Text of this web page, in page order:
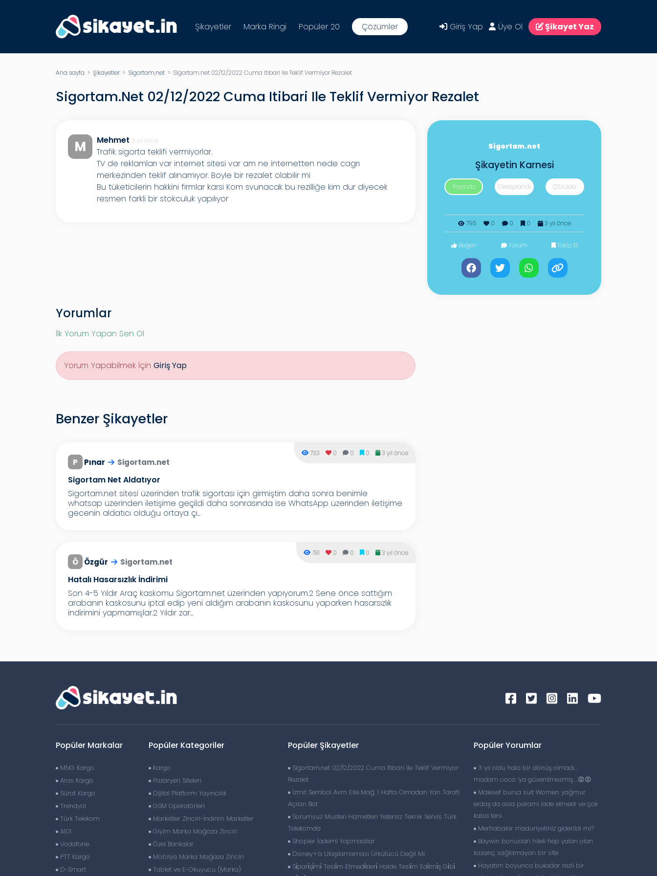
Şikayetler Marka Ringi Popüler 20 Çözümler Giriş Yap Üye Ol Şikayet Yaz
Ana sayfa > Şikayetler> Sigortam.net > Sigortam.net 02/12/2022 Cuma Itibari Ile Teklif Vermiyor Rezalet
Sigortam.net 02/12/2022 Cuma Itibari Ile Teklif Vermiyor Rezalet
M Mehmet 3 yıl önce
Trafik sigorta teklifi vermiyorlar.
TV de reklamları var internet sitesi var am ne internetten nede cagrı
merkezinden teklif alınamıyor. Boyle bir rezalet olabilir mi
Bu tüketicilerin hakkini firmlar karsi Kom svunacak bu rezilliğe kim dur diyecek
resmen farkli bir stokculuk yapılıyor
Sigortam.net
Şikayetin Karnesi
Yayında Cevaplandı Çözüldü
795 0 0 0 3 yıl önce
Beğen Yorum Takip Et
Yorumlar
İlk Yorum Yapan Sen Ol
Yorum Yapabilmek İçin Giriş Yap
Benzer Şikayetler
P Pınar Sigortam.net
Sigortam Net Aldatıyor
733 0 0 0 3 yıl önce
Sigortam.net sitesi üzerinden trafik sigortası için girmiştim daha sonra benimle
whatsap üzerinden iletişime geçildi daha sonrasında ise WhatsApp üzerinden iletişime
gecenin aldatıcı olduğu ortaya çı...
Ö Özgür Sigortam.net
Hatalı Hasarsızlık İndirimi
781 0 0 0 3 yıl önce
Son 4-5 Yıldır Araç kaskomu Sigortam.net üzerinden yapıyorum.2 Sene önce sattığım
arabanın kaskosunu iptal edip yeni aldığım arabanın kaskosunu yaparken hasarsızlık
indirimini yapmamışlar.2 Yıldır zar...
Popüler Markalar
MNG Kargo
Aras Kargo
Sürat Kargo
Trendyol
Türk Telekom
A101
Vodafone
PTT Kargo
D-Smart
Popüler Kategoriler
Kargo
Pazaryeri Siteleri
Dijital Platform Yayıncılık
GSM Operatörleri
Marketler Zinciri-İndirim Marketler
Giyim Marka Mağaza Zinciri
Özel Bankalar
Mobilya Marka Mağaza Zinciri
Tablet ve E-Okuyucu (Marka)
Popüler Şikayetler
Sigortam.net 02/12/2022 Cuma Itibari Ile Teklif Vermiyor
Rezalet
İzmit Sembol Avm Elle Mağ. 1 Hafta Olmadan Yan Tarafı
Açılan Bot
Sorumsuz Musteri Hizmetleri Yetersiz Teknik Servis Türk
Telekomda
Shopier İademi Yapmadılar
Disney+’a Ulaşılamaması Ürkütücü Değil Mi
Si̇pari̇şi̇mi̇ Tesli̇m Etmedi̇kleri̇ Halde Tesli̇m Edi̇lmi̇ş Gi̇bi̇
Popüler Yorumlar
3 yıl oldu hala bir dönüş olmadı…
madam coco ‘ya güvenilmezmiş …😡😡
Malesef bursa suit Women yağmur
erdaş da asla paramı iade etmedi ve çok
kaba ters
Merhabalar maduriyetiniz giderildi mi?
Baywin bonuslari hileli hep yalan olan
kazanç sağlamayan bir site
Hayatım boyunca bukadar rezil bir